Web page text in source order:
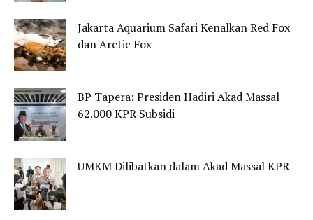
Jakarta Aquarium Safari Kenalkan Red Fox
dan Arctic Fox
BP Tapera: Presiden Hadiri Akad Massal
62.000 KPR Subsidi
UMKM Dilibatkan dalam Akad Massal KPR